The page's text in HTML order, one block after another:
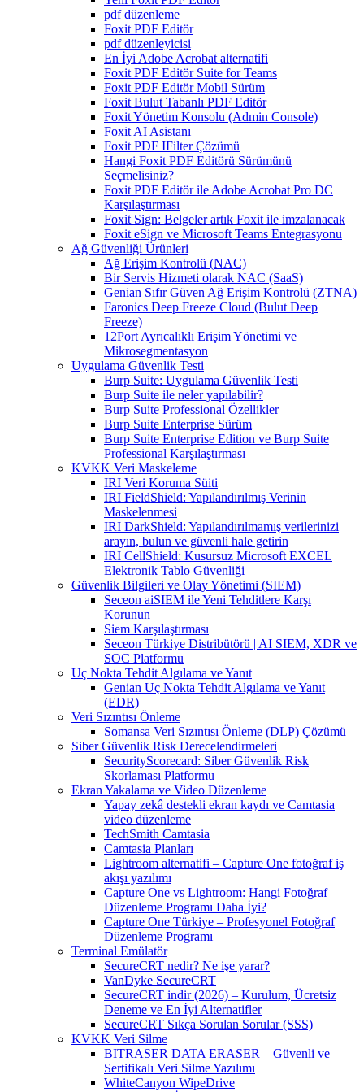
pdf düzenleme
Foxit PDF Editör
pdf düzenleyicisi
En İyi Adobe Acrobat alternatifi
Foxit PDF Editör Suite for Teams
Foxit PDF Editör Mobil Sürüm
Foxit Bulut Tabanlı PDF Editör
Foxit Yönetim Konsolu (Admin Console)
Foxit AI Asistanı
Foxit PDF IFilter Çözümü
Hangi Foxit PDF Editörü Sürümünü
Seçmelisiniz?
Foxit PDF Editör ile Adobe Acrobat Pro DC
Karşılaştırması
Foxit Sign: Belgeler artık Foxit ile imzalanacak
Foxit eSign ve Microsoft Teams Entegrasyonu
Ağ Güvenliği Ürünleri
Ağ Erişim Kontrolü (NAC)
Bir Servis Hizmeti olarak NAC (SaaS)
Genian Sıfır Güven Ağ Erişim Kontrolü (ZTNA)
Faronics Deep Freeze Cloud (Bulut Deep
Freeze)
12Port Ayrıcalıklı Erişim Yönetimi ve
Mikrosegmentasyon
Uygulama Güvenlik Testi
Burp Suite: Uygulama Güvenlik Testi
Burp Suite ile neler yapılabilir?
Burp Suite Professional Özellikler
Burp Suite Enterprise Sürüm
Burp Suite Enterprise Edition ve Burp Suite
Professional Karşılaştırması
KVKK Veri Maskeleme
IRI Veri Koruma Süiti
IRI FieldShield: Yapılandırılmış Verinin
Maskelenmesi
IRI DarkShield: Yapılandırılmamış verilerinizi
arayın, bulun ve güvenli hale getirin
IRI CellShield: Kusursuz Microsoft EXCEL
Elektronik Tablo Güvenliği
Güvenlik Bilgileri ve Olay Yönetimi (SIEM)
Seceon aiSIEM ile Yeni Tehditlere Karşı
Korunun
Siem Karşılaştırması
Seceon Türkiye Distribütörü | AI SIEM, XDR ve
SOC Platformu
Uç Nokta Tehdit Algılama ve Yanıt
Genian Uç Nokta Tehdit Algılama ve Yanıt
(EDR)
Veri Sızıntısı Önleme
Somansa Veri Sızıntısı Önleme (DLP) Çözümü
Siber Güvenlik Risk Derecelendirmeleri
SecurityScorecard: Siber Güvenlik Risk
Skorlaması Platformu
Ekran Yakalama ve Video Düzenleme
Yapay zekâ destekli ekran kaydı ve Camtasia
video düzenleme
TechSmith Camtasia
Camtasia Planları
Lightroom alternatifi – Capture One fotoğraf iş
akışı yazılımı
Capture One vs Lightroom: Hangi Fotoğraf
Düzenleme Programı Daha İyi?
Capture One Türkiye – Profesyonel Fotoğraf
Düzenleme Programı
Terminal Emülatör
SecureCRT nedir? Ne işe yarar?
VanDyke SecureCRT
SecureCRT indir (2026) – Kurulum, Ücretsiz
Deneme ve En İyi Alternatifler
SecureCRT Sıkça Sorulan Sorular (SSS)
KVKK Veri Silme
BITRASER DATA ERASER – Güvenli ve
Sertifikalı Veri Silme Yazılımı
WhiteCanyon WipeDrive